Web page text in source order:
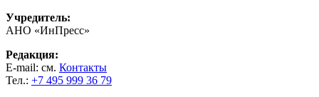
Учредитель:
АНО «ИнПресс»
Редакция:
E-mail: см. Контакты
Тел.: +7 495 999 36 79